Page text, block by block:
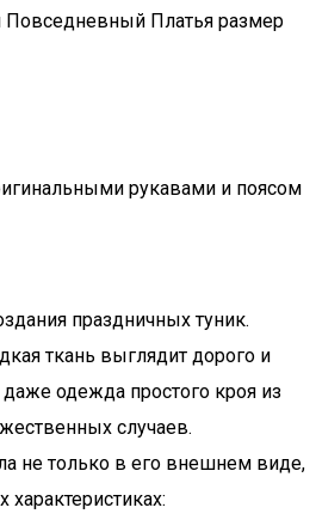
Повседневный Платья размер
рукавами и поясом
праздничных туник.
ткань выглядит дорого и
даже одежда простого кроя из
случаев.
не только в его внешнем виде,